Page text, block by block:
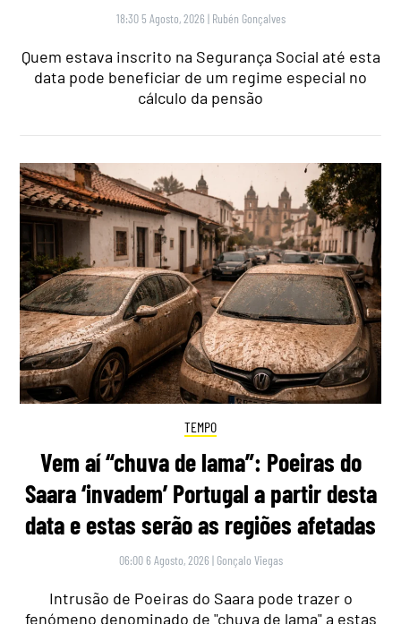
18:30 5 Agosto, 2026 | Rubén Gonçalves
Quem estava inscrito na Segurança Social até esta
data pode beneficiar de um regime especial no
cálculo da pensão
TEMPO
Vem aí “chuva de lama”: Poeiras do
Saara ‘invadem’ Portugal a partir desta
data e estas serão as regiões afetadas
06:00 6 Agosto, 2026 | Gonçalo Viegas
Intrusão de Poeiras do Saara pode trazer o
fenómeno denominado de "chuva de lama" a estas